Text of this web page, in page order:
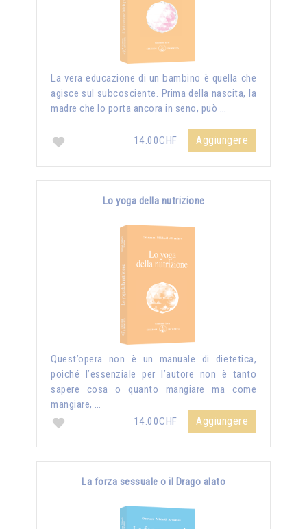
La vera educazione di un bambino è quella che
agisce sul subcosciente. Prima della nascita, la
madre che lo porta ancora in seno, può …
14.00CHF Aggiungere
Lo yoga della nutrizione
Quest’opera non è un manuale di dietetica,
poiché l’essenziale per l’autore non è tanto
sapere cosa o quanto mangiare ma come
mangiare, …
14.00CHF
Aggiungere
La forza sessuale o il Drago alato